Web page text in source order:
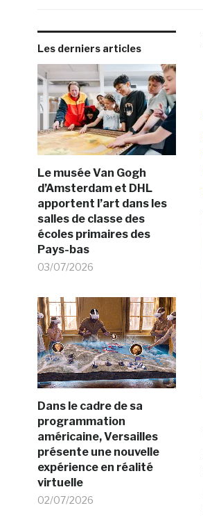
Les derniers articles
Le musée Van Gogh
d’Amsterdam et DHL
apportent l’art dans les
salles de classe des
écoles primaires des
Pays-bas
03/07/2026
Dans le cadre de sa
programmation
américaine, Versailles
présente une nouvelle
expérience en réalité
virtuelle
02/07/2026